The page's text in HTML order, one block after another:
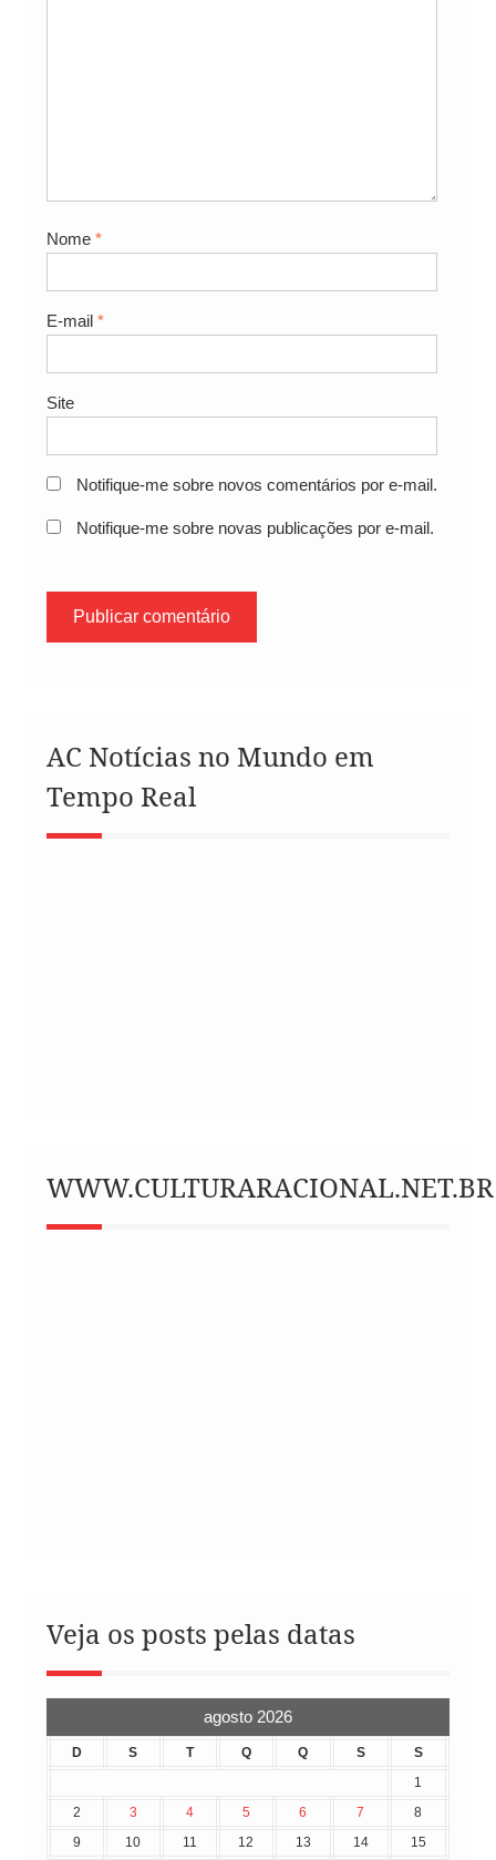
Nome *
E-mail *
Site
Notifique-me sobre novos comentários por e-mail.
Notifique-me sobre novas publicações por e-mail.
AC Notícias no Mundo em
Tempo Real
WWW.CULTURARACIONAL.NET.BR
Veja os posts pelas datas
agosto 2026
D S T Q Q S
S
1
2
3 4 5 6 7
8
9
10 11 12 13 14
15